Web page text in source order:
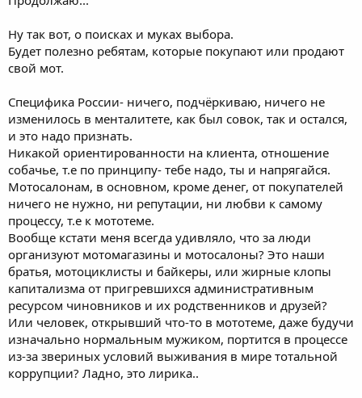
Ну так вот, о поисках и муках выбора.
Будет полезно ребятам, которые покупают или продают
свой мот.
Специфика России- ничего, подчёркиваю, ничего не
изменилось в менталитете, как был совок, так и остался,
и это надо признать.
Никакой ориентированности на клиента, отношение
собачье, т.е по принципу- тебе надо, ты и напрягайся.
Мотосалонам, в основном, кроме денег, от покупателей
ничего не нужно, ни репутации, ни любви к самому
процессу, т.е к мототеме.
Вообще кстати меня всегда удивляло, что за люди
организуют мотомагазины и мотосалоны? Это наши
братья, мотоциклисты и байкеры, или жирные клопы
капитализма от пригревшихся административным
ресурсом чиновников и их родственников и друзей?
Или человек, открывший что-то в мототеме, даже будучи
изначально нормальным мужиком, портится в процессе
из-за звериных условий выживания в мире тотальной
коррупции? Ладно, это лирика..